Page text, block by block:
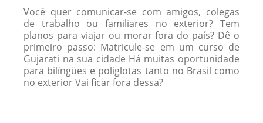
Você quer comunicar-se com amigos, colegas
de trabalho ou familiares no exterior? Tem
planos para viajar ou morar fora do país? Dê o
primeiro passo: Matricule-se em um curso de
Gujarati na sua cidade Há muitas oportunidade
para bilíngües e poliglotas tanto no Brasil como
no exterior Vai ficar fora dessa?